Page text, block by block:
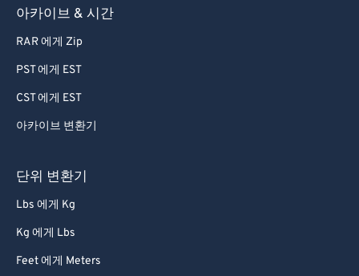
아카이브 & 시간
RAR 에게 Zip
PST 에게 EST
CST 에게 EST
아카이브 변환기
단위 변환기
Lbs 에게 Kg
Kg 에게 Lbs
Feet 에게 Meters